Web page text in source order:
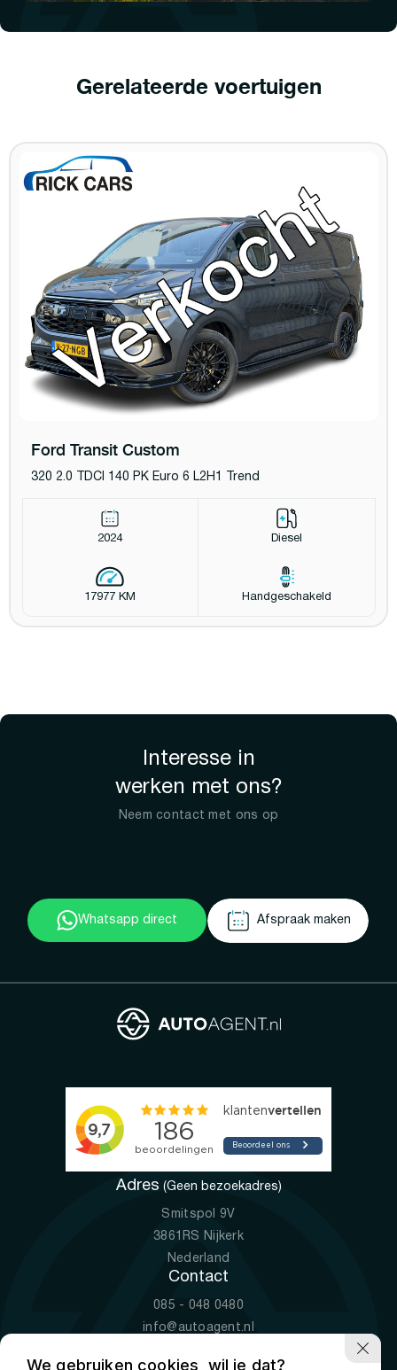
Gerelateerde voertuigen
Ford Transit Custom
320 2.0 TDCI 140 PK Euro 6 L2H1 Trend
2024 Diesel
17977 KM Handgeschakeld
Interesse in
werken met ons?
Neem contact met ons op
Whatsapp direct Afspraak maken
Adres (Geen bezoekadres)
Smitspol 9V
3861RS Nijkerk
Nederland
Contact
085 - 048 0480
info@autoagent.nl
We gebruiken cookies, wil je dat?